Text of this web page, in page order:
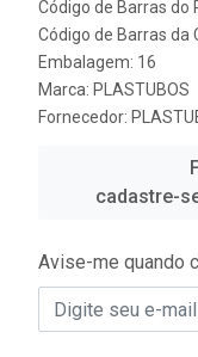
Código de Barras
Código de Barras da
Embalagem: 16
Marca: PLASTUBOS
Fornecedor:
cadastre-
Avise-me quando